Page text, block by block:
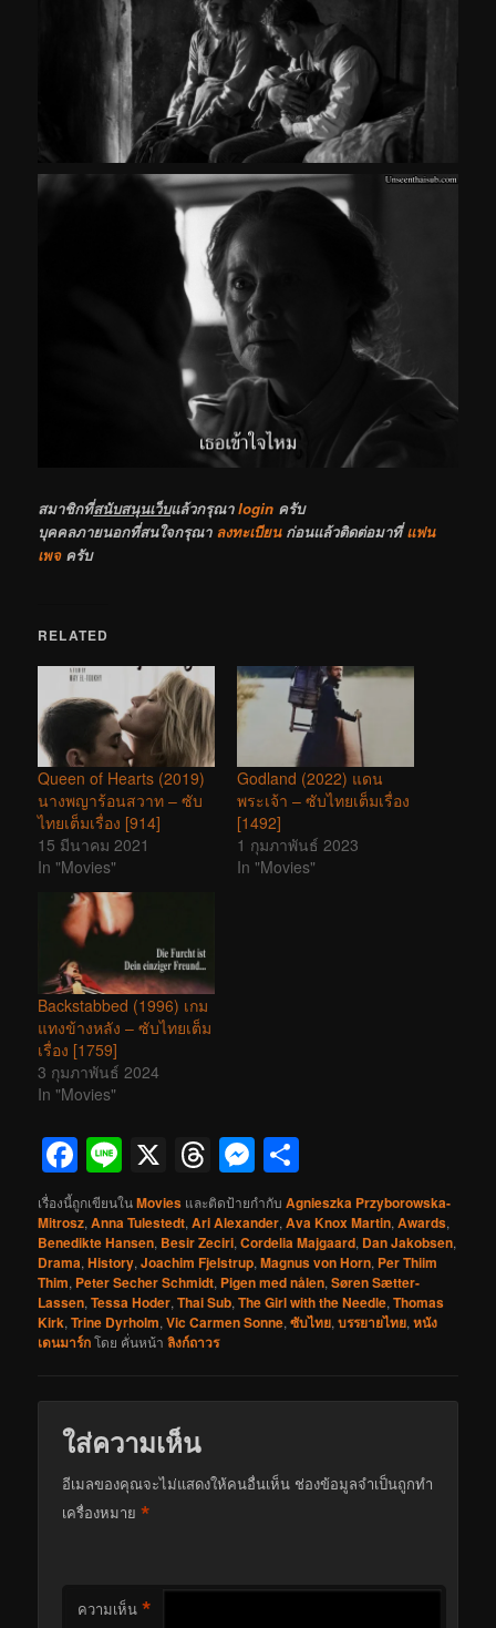
สมาชิกที่สนับสนุนเว็บแล้วกรุณาlogin ครับ
บุคคลภายนอกที่สนใจกรุณา ลงทะเบียนก่อนแล้วติดต่อมาที่แฟน
เพจครับ
RELATED
Queen of Hearts (2019)
นางพญาร้อนสวาท – ซับ
ไทยเต็มเรื่อง [914]
15 มีนาคม 2021
In "Movies"
Godland (2022) แดน
พระเจ้า – ซับไทยเต็มเรื่อง
[1492]
1 กุมภาพันธ์ 2023
In "Movies"
Backstabbed (1996) เกม
แทงข้างหลัง – ซับไทยเต็ม
เรื่อง [1759]
3 กุมภาพันธ์ 2024
In "Movies"
Facebook
Line
X Threads
Messenger
เรื่องนี้ถูกเขียนในMovies และติดป้ายกำกับAgnieszka Przyborowska-
Mitrosz,Anna Tulestedt,Ari Alexander,Ava Knox Martin,Awards,
Benedikte Hansen, Besir Zeciri,Cordelia Majgaard, Dan Jakobsen,
Drama,History,Joachim Fjelstrup,Magnus von Horn, Per Thiim
Thim, Peter Secher Schmidt, Pigen med nålen,Søren Sætter-
Lassen,Tessa Hoder,Thai Sub,The Girl with the Needle,Thomas
Kirk,Trine Dyrholm,Vic Carmen Sonne,ซับไทย,บรรยายไทย,หนัง
เดนมาร์กโดย คั่นหน้าลิงก์ถาวร
ใส่ความเห็น
อีเมลของคุณจะไม่แสดงให้คนอื่นเห็น ช่องข้อมูลจำเป็นถูกทำ
เครื่องหมาย*
ความเห็น *